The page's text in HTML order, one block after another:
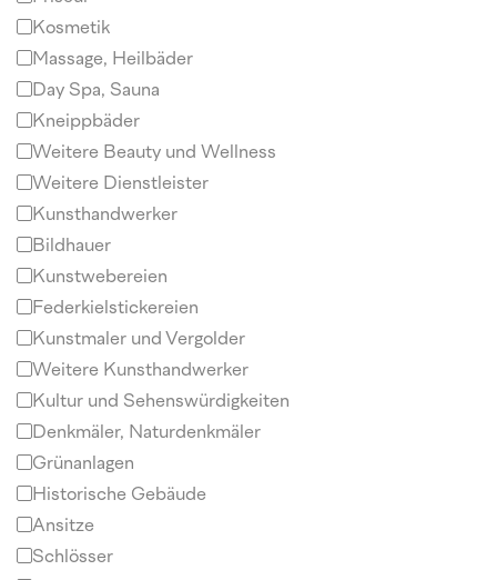
Kosmetik
Massage, Heilbäder
Day Spa, Sauna
Kneippbäder
Weitere Beauty und Wellness
Weitere Dienstleister
Kunsthandwerker
Bildhauer
Kunstwebereien
Federkielstickereien
Kunstmaler und Vergolder
Weitere Kunsthandwerker
Kultur und Sehenswürdigkeiten
Denkmäler, Naturdenkmäler
Grünanlagen
Historische Gebäude
Ansitze
Schlösser